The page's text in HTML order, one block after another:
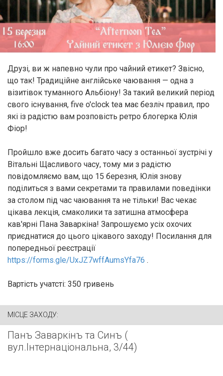
Друзі, ви ж напевно чули про чайний етикет? Звісно,
що так! Традиційне англійське чаювання — одна з
візитівок туманного Альбіону! За такий великий період
свого існування, five o'clock tea має безліч правил, про
які із радістю вам розповість ретро блогерка Юлія
Фіор!
Пройшло вже досить багато часу з останньої зустрічі у
Вітальні Щасливого часу, тому ми з радістю
повідомляємо вам, що 15 березня, Юлія знову
поділиться з вами секретами та правилами поведінки
за столом під час чаювання та не тільки! Вас чекає
цікава лекція, смаколики та затишна атмосфера
кав'ярні Пана Заваркіна! Запрошуємо усіх охочих
приєднатися до цього цікавого заходу! Посилання для
попередньої реєстрації
https://forms.gle/UxJZ7wffAumsYfa76 .
Вартість учатсті: 350 гривень
МІСЦЕ ЗАХОДУ:
Панъ Заваркiнъ та Синъ (
вул.Інтернаціональна, 3/44)